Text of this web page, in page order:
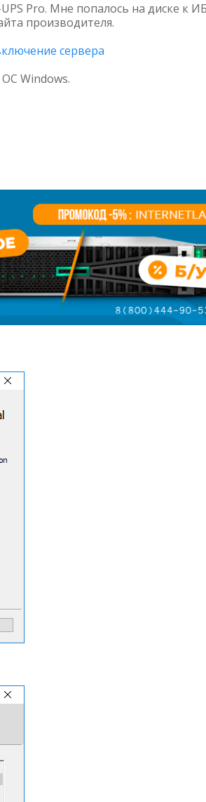
Pro. Мне попалось на диске к
производителя.
сервера
Windows.